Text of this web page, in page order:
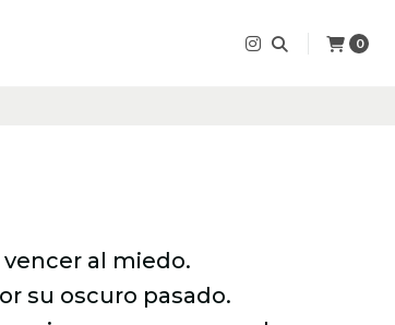
0
al miedo.
su oscuro pasado.